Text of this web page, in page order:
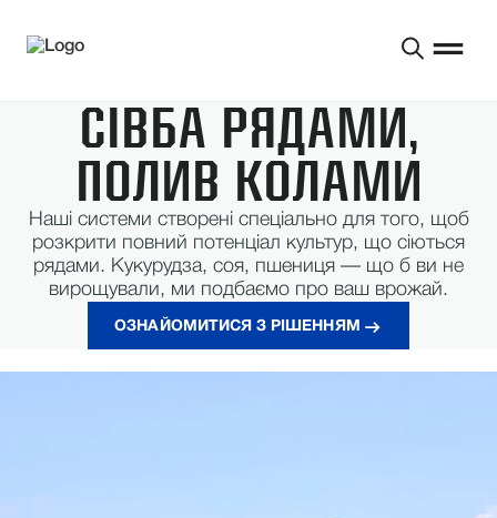
СІВБА РЯДАМИ,
ПОЛИВ КОЛАМИ
Наші системи створені спеціально для того, щоб
розкрити повний потенціал культур, що сіються
рядами. Кукурудза, соя, пшениця — що б ви не
вирощували, ми подбаємо про ваш врожай.
ОЗНАЙОМИТИСЯ З РІШЕННЯМ